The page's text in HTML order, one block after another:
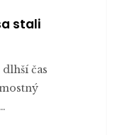
stali
čas